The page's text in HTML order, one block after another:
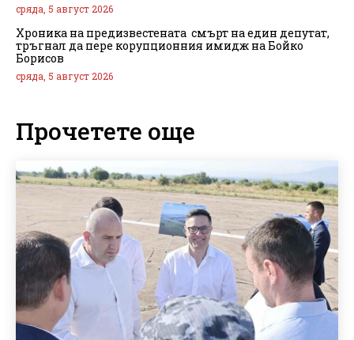
сряда, 5 август 2026
Хроника на предизвестената смърт на един депутат,
тръгнал да пере корупционния имидж на Бойко
Борисов
сряда, 5 август 2026
Прочетете още